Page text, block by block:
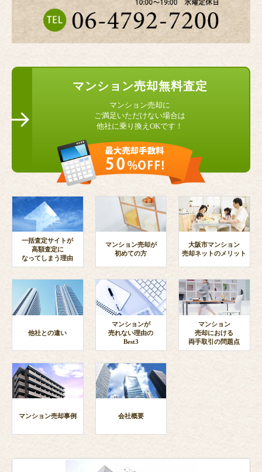
マンション売却無料査定
マンション売却に
ご満足いただけない場合は
他社に乗り換えOKです！
一括査定サイトが
高額査定に
なってしまう理由
マンション売却が
初めての方
大阪市マンション
売却ネットのメリット
他社との違い
マンションが
売れない理由の
Best3
マンション
売却における
両手取引の問題点
マンション売却事例 会社概要